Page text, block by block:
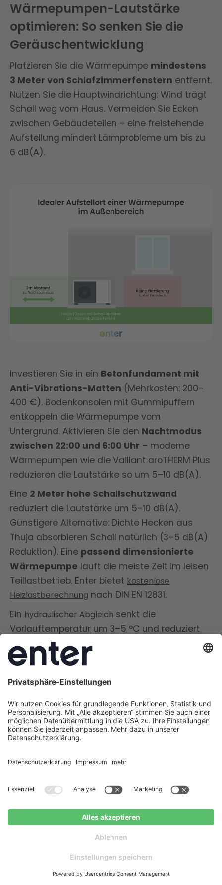
Wärmepumpen-Lautstärke
optimieren: So senken Sie die
Geräuschentwicklung
Platzieren Sie die Wärmepumpe mindestens
3 Meter von Schlafzimmerfenstern entfernt.
Nutzen Sie die Hauptwindrichtung: Wind trägt
Schall weg vom Haus. Vermeiden Sie Ecken
zwischen Gebäudeteilen – eine freistehende
Aufstellung mindert Lärmprobleme um bis zu
6 dB(A).
Investieren Sie in ein Betonfundament mit
Anti-Vibrations-Matten (Mehrkosten: 200–
400 €). Bodenkonsolen mit Gummipuffern
entkoppeln die Wärmepumpe vom
Untergrund. Aktivieren Sie den Nachtmodus
zwischen 22:00 und 6:00 Uhr – moderne
Wärmepumpen wie die Vaillant aroTHERM Plus
reduzieren die Lautstärke so um 5–10 dB(A).
Eine 2 Meter hohe Schallschutzwand
reduziert die Lautstärke um 5–10 dB(A).
Günstigere Alternative: Dichte Hecken aus
Thuja absorbieren Schall natürlich (3–5 dB(A)
Reduktion). Eine passend dimensionierte
Wärmepumpe läuft die meiste Zeit im leisen
Teillastbetrieb. Enter bietet kostenlose
Heizlastberechnung nach DIN EN 12831.
Ein hydraulischer Abgleich senkt die
Vorlauftemperatur um 3–5 °C und reduziert
die Laufzeit um 10–15 %. Kosten: 400–800 €,
mit 15 % KfW-Förderung. Ein
Laufzeiten um bis zu 40 %. Lassen Sie die
Wärmepumpejährlich wartenund tauschen
Sie Luftfilter alle 6 Monate.
Bis zu 70 % KfW-Förderung für
% der förderfähigen Kosten
– maximal 30.000
aus mehreren Komponenten zusammen:
Grundförderung von 30 %
selbstnutzenden Eigentümer.